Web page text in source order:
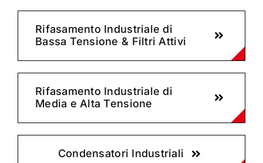
Rifasamento Industriale di
Bassa Tensione & Filtri Attivi
Rifasamento Industriale di
Media e Alta Tensione
Condensatori Industriali